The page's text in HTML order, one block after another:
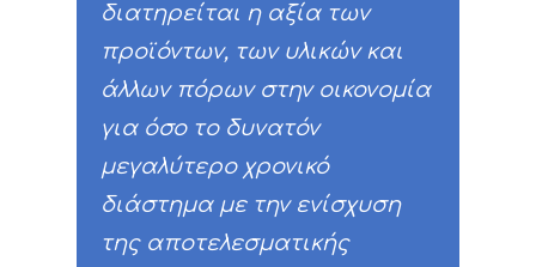
διατηρείται η αξία των
προϊόντων, των υλικών και
άλλων πόρων στην οικονομία
για όσο το δυνατόν
μεγαλύτερο χρονικό
διάστημα με την ενίσχυση
της αποτελεσματικής